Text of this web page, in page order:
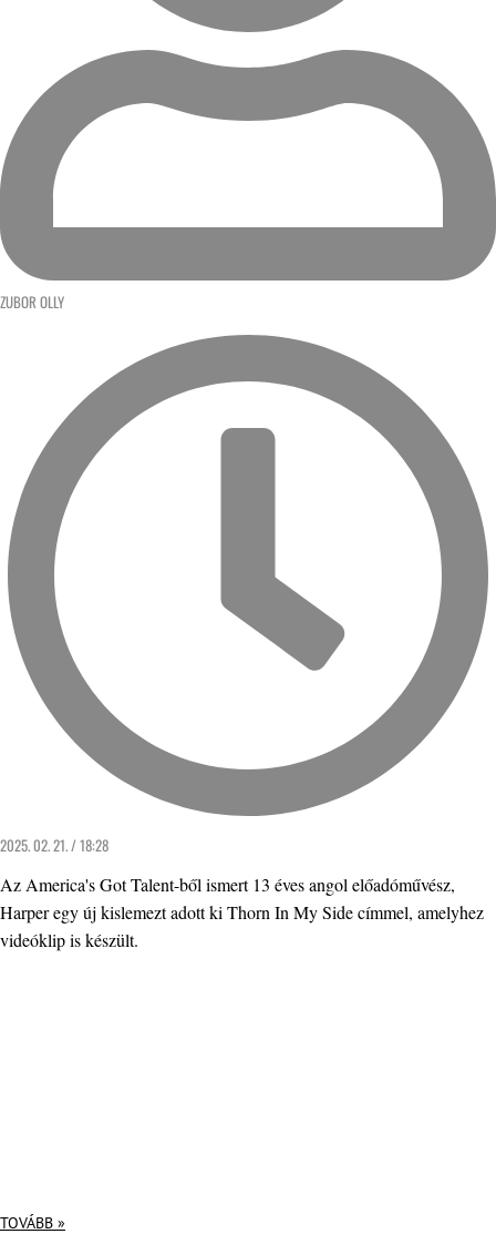
ZUBOR OLLY
2025. 02. 21. / 18:28
Az America's Got Talent-ből ismert 13 éves angol előadóművész,
Harper egy új kislemezt adott ki Thorn In My Side címmel, amelyhez
videóklip is készült.
TOVÁBB »